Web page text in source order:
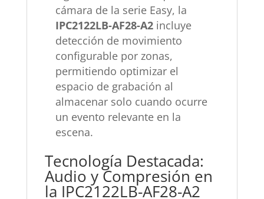
cámara de la serie Easy, la
IPC2122LB-AF28-A2incluye
detección de movimiento
configurable por zonas,
permitiendo optimizar el
espacio de grabación al
almacenar solo cuando ocurre
un evento relevante en la
escena.
Tecnología Destacada:
Audio y Compresión en
la IPC2122LB-AF28-A2